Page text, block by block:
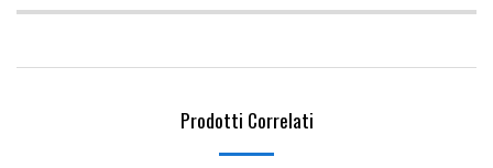
Prodotti Correlati